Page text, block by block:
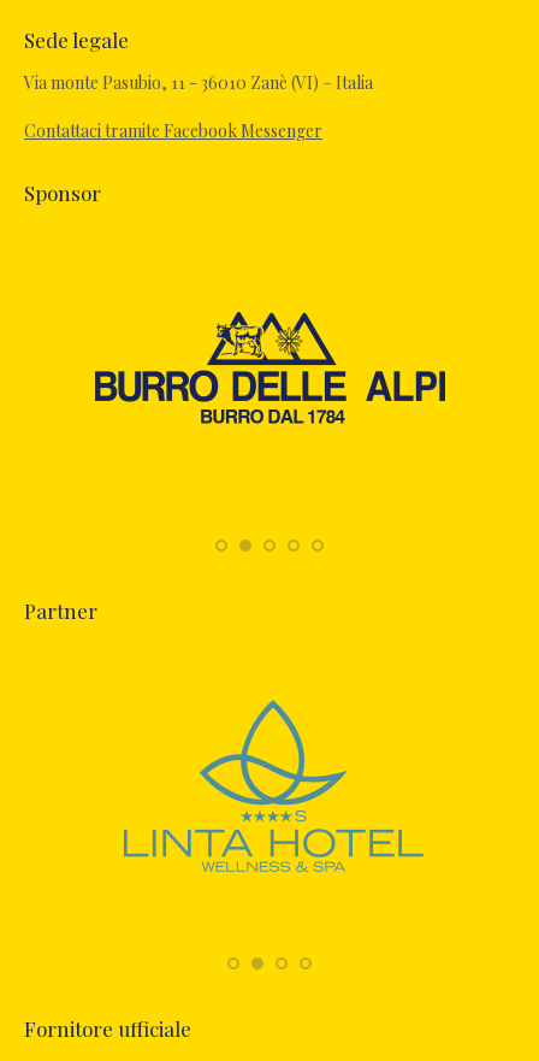
opens
in
window
Sede legale
Via monte Pasubio, 11 - 36010 Zanè (VI) – Italia
Contattaci tramite Facebook Messenger
Sponsor
Partner
Fornitore ufficiale